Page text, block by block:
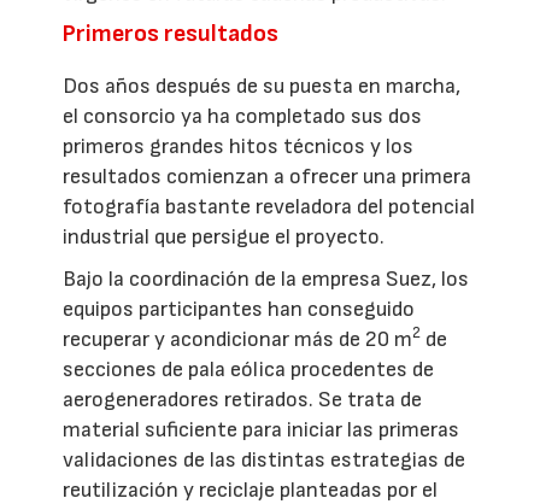
Primeros resultados
Dos años después de su puesta en marcha,
el consorcio ya ha completado sus dos
primeros grandes hitos técnicos y los
resultados comienzan a ofrecer una primera
fotografía bastante reveladora del potencial
industrial que persigue el proyecto.
Bajo la coordinación de la empresa Suez, los
equipos participantes han conseguido
recuperar y acondicionar más de 20 m2 de
secciones de pala eólica procedentes de
aerogeneradores retirados. Se trata de
material suficiente para iniciar las primeras
validaciones de las distintas estrategias de
reutilización y reciclaje planteadas por el